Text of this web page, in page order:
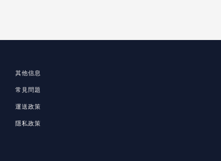
其他信息
常見問題
運送政策
隱私政策